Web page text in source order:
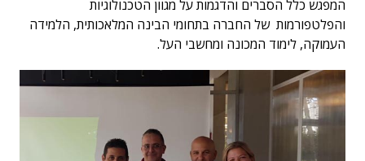
המפגש כלל הסברים והדגמות על מגוון הטכנולוגיות
והפלטפורמות של החברה בתחומי הבינה המלאכותית, הלמידה
העמוקה, לימוד המכונה ומחשבי העל.